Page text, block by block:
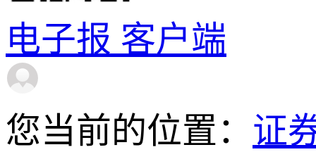
电子报 客户端
您当前的位置： 证